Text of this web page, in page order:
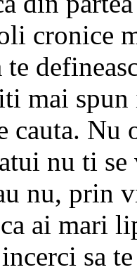
cronice
te
mai spun
cauta.
nu ti
nu,
ai mari
sa